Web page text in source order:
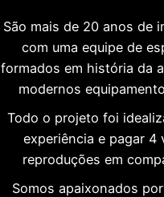
São mais de 20 anos de
com uma equipe de
formados em história da
modernos
Todo o projeto foi
experiência e pagar 4
reproduções em
Somos apaixonados